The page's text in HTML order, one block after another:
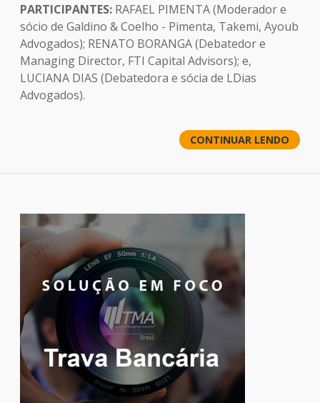
PARTICIPANTES: RAFAEL PIMENTA (Moderador e
sócio de Galdino & Coelho - Pimenta, Takemi, Ayoub
Advogados); RENATO BORANGA (Debatedor e
Managing Director, FTI Capital Advisors); e,
LUCIANA DIAS (Debatedora e sócia de LDias
Advogados).
CONTINUAR LENDO